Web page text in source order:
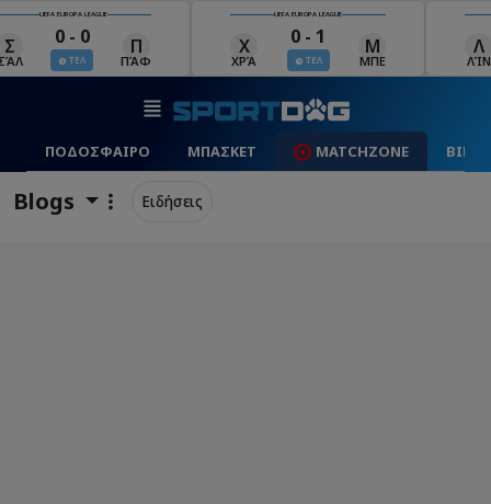
UEFA EUROPA LEAGUE
Σ 0 - 0
ΤΕΛ
Π
ΠΆΦ
UEFA EUROPA LEAGUE
Χ
ΧΡΆ
0 - 1
ΤΕΛ
Μ
ΜΠΕ
Λ
ΛΊΝ
ΠΟΔΟΣΦΑΙΡΟ ΜΠΑΣΚΕΤ MATCHZONE
Blogs Ειδήσεις